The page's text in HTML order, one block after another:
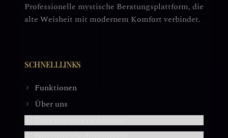
Professionelle mystische Beratungsplattform, die
alte Weisheit mit modernem Komfort verbindet.
SCHNELLLINKS
Funktionen
Über uns